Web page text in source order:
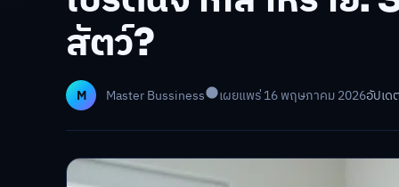
สัตว์?
M Master Bussiness เผยแพร่ 16 พฤษภาคม 2026อัปเ